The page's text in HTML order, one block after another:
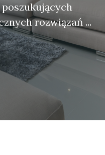
rozwiązań ...